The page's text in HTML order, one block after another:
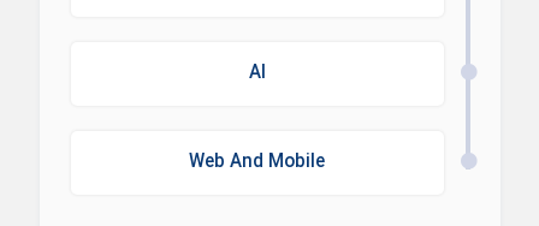
AI
Web And Mobile